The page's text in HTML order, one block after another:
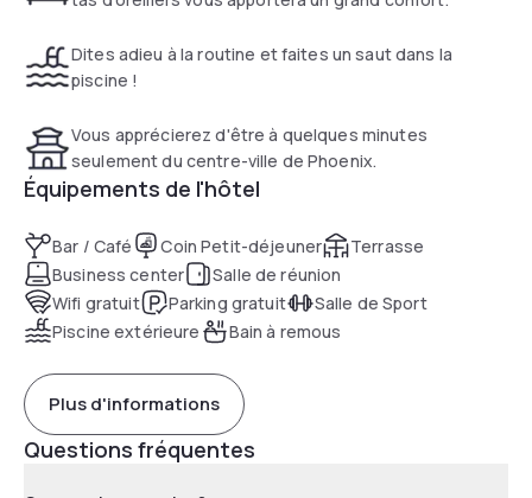
Dites adieu à la routine et faites un saut dans la
piscine !
Vous apprécierez d'être à quelques minutes
seulement du centre-ville de Phoenix.
Équipements de l'hôtel
Bar / Café Coin Petit-déjeuner
Terrasse
Business center
Salle de réunion
Wifi gratuit
Parking gratuit
Salle de Sport
Piscine extérieure
Bain à remous
Plus d'informations
Questions fréquentes